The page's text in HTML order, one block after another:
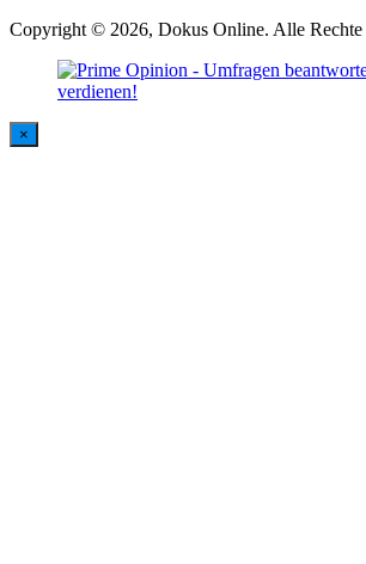
Copyright © 2026, Dokus Online. Alle Rechte
×